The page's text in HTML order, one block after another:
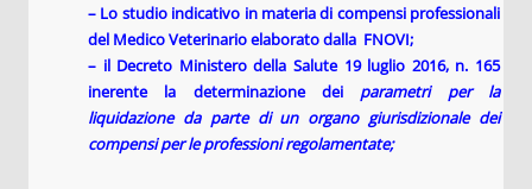
– Lo studio indicativo in materia di compensi professionali
del Medico Veterinario elaborato dalla FNOVI;
– il Decreto Ministero della Salute 19 luglio 2016, n. 165
inerente la determinazione dei parametri per la
liquidazione da parte di un organo giurisdizionale dei
compensi per leprofessioni regolamentate;